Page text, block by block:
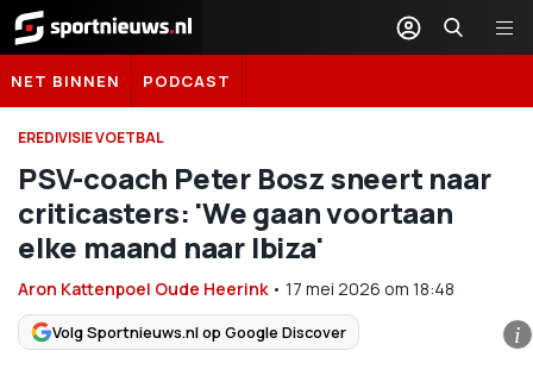
Sportnieuws.nl
NET BINNEN PODCAST
EREDIVISIE VOETBAL
PSV-coach Peter Bosz sneert naar
criticasters: 'We gaan voortaan
elke maand naar Ibiza'
Aron Kattenpoel Oude Heerink• 17 mei 2026 om 18:48
Volg Sportnieuws.nl op Google Discover i